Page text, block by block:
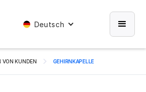
Deutsch
VON KUNDEN GEHIRNKAPELLE